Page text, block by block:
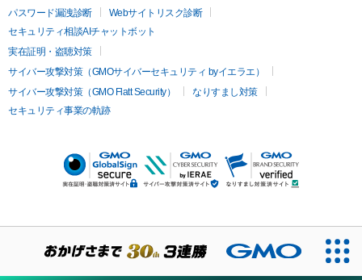
パスワード漏洩診断
Webサイトリスク診断
セキュリティ相談AIチャットボット
実在証明・盗聴対策
サイバー攻撃対策（GMOサイバーセキュリティ byイエラエ）
サイバー攻撃対策（GMO Flatt Security）
なりすまし対策
セキュリティ事業の軌跡